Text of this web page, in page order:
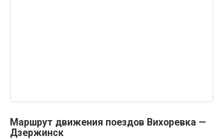
Маршрут движения поездов Вихоревка —
Дзержинск